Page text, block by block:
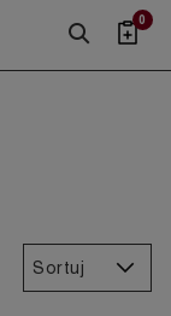
0
Sortuj